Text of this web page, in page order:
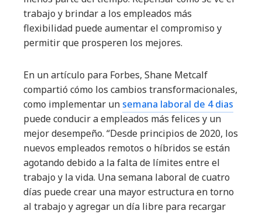
trabajo y brindar a los empleados más
flexibilidad puede aumentar el compromiso y
permitir que prosperen los mejores.
En un artículo para Forbes, Shane Metcalf
compartió cómo los cambios transformacionales,
como implementar un semana laboral de 4 dias
puede conducir a empleados más felices y un
mejor desempeño. “Desde principios de 2020, los
nuevos empleados remotos o híbridos se están
agotando debido a la falta de límites entre el
trabajo y la vida. Una semana laboral de cuatro
días puede crear una mayor estructura en torno
al trabajo y agregar un día libre para recargar